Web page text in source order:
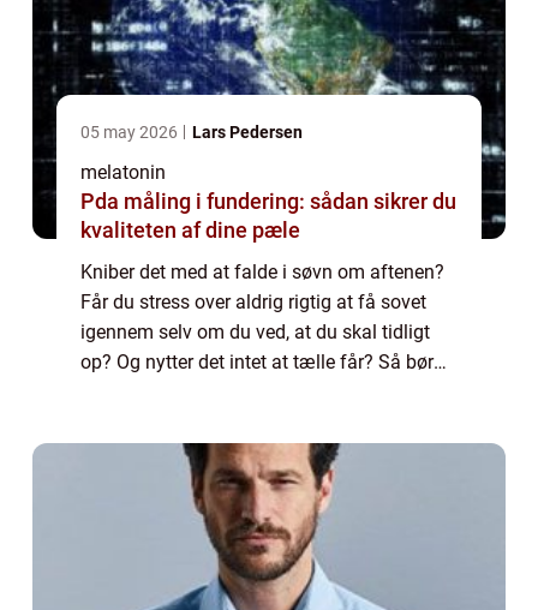
05 may 2026 Lars Pedersen
melatonin
Pda måling i fundering: sådan sikrer du
kvaliteten af dine pæle
Kniber det med at falde i søvn om aftenen?
Får du stress over aldrig rigtig at få sovet
igennem selv om du ved, at du skal tidligt
op? Og nytter det intet at tælle får? Så bør